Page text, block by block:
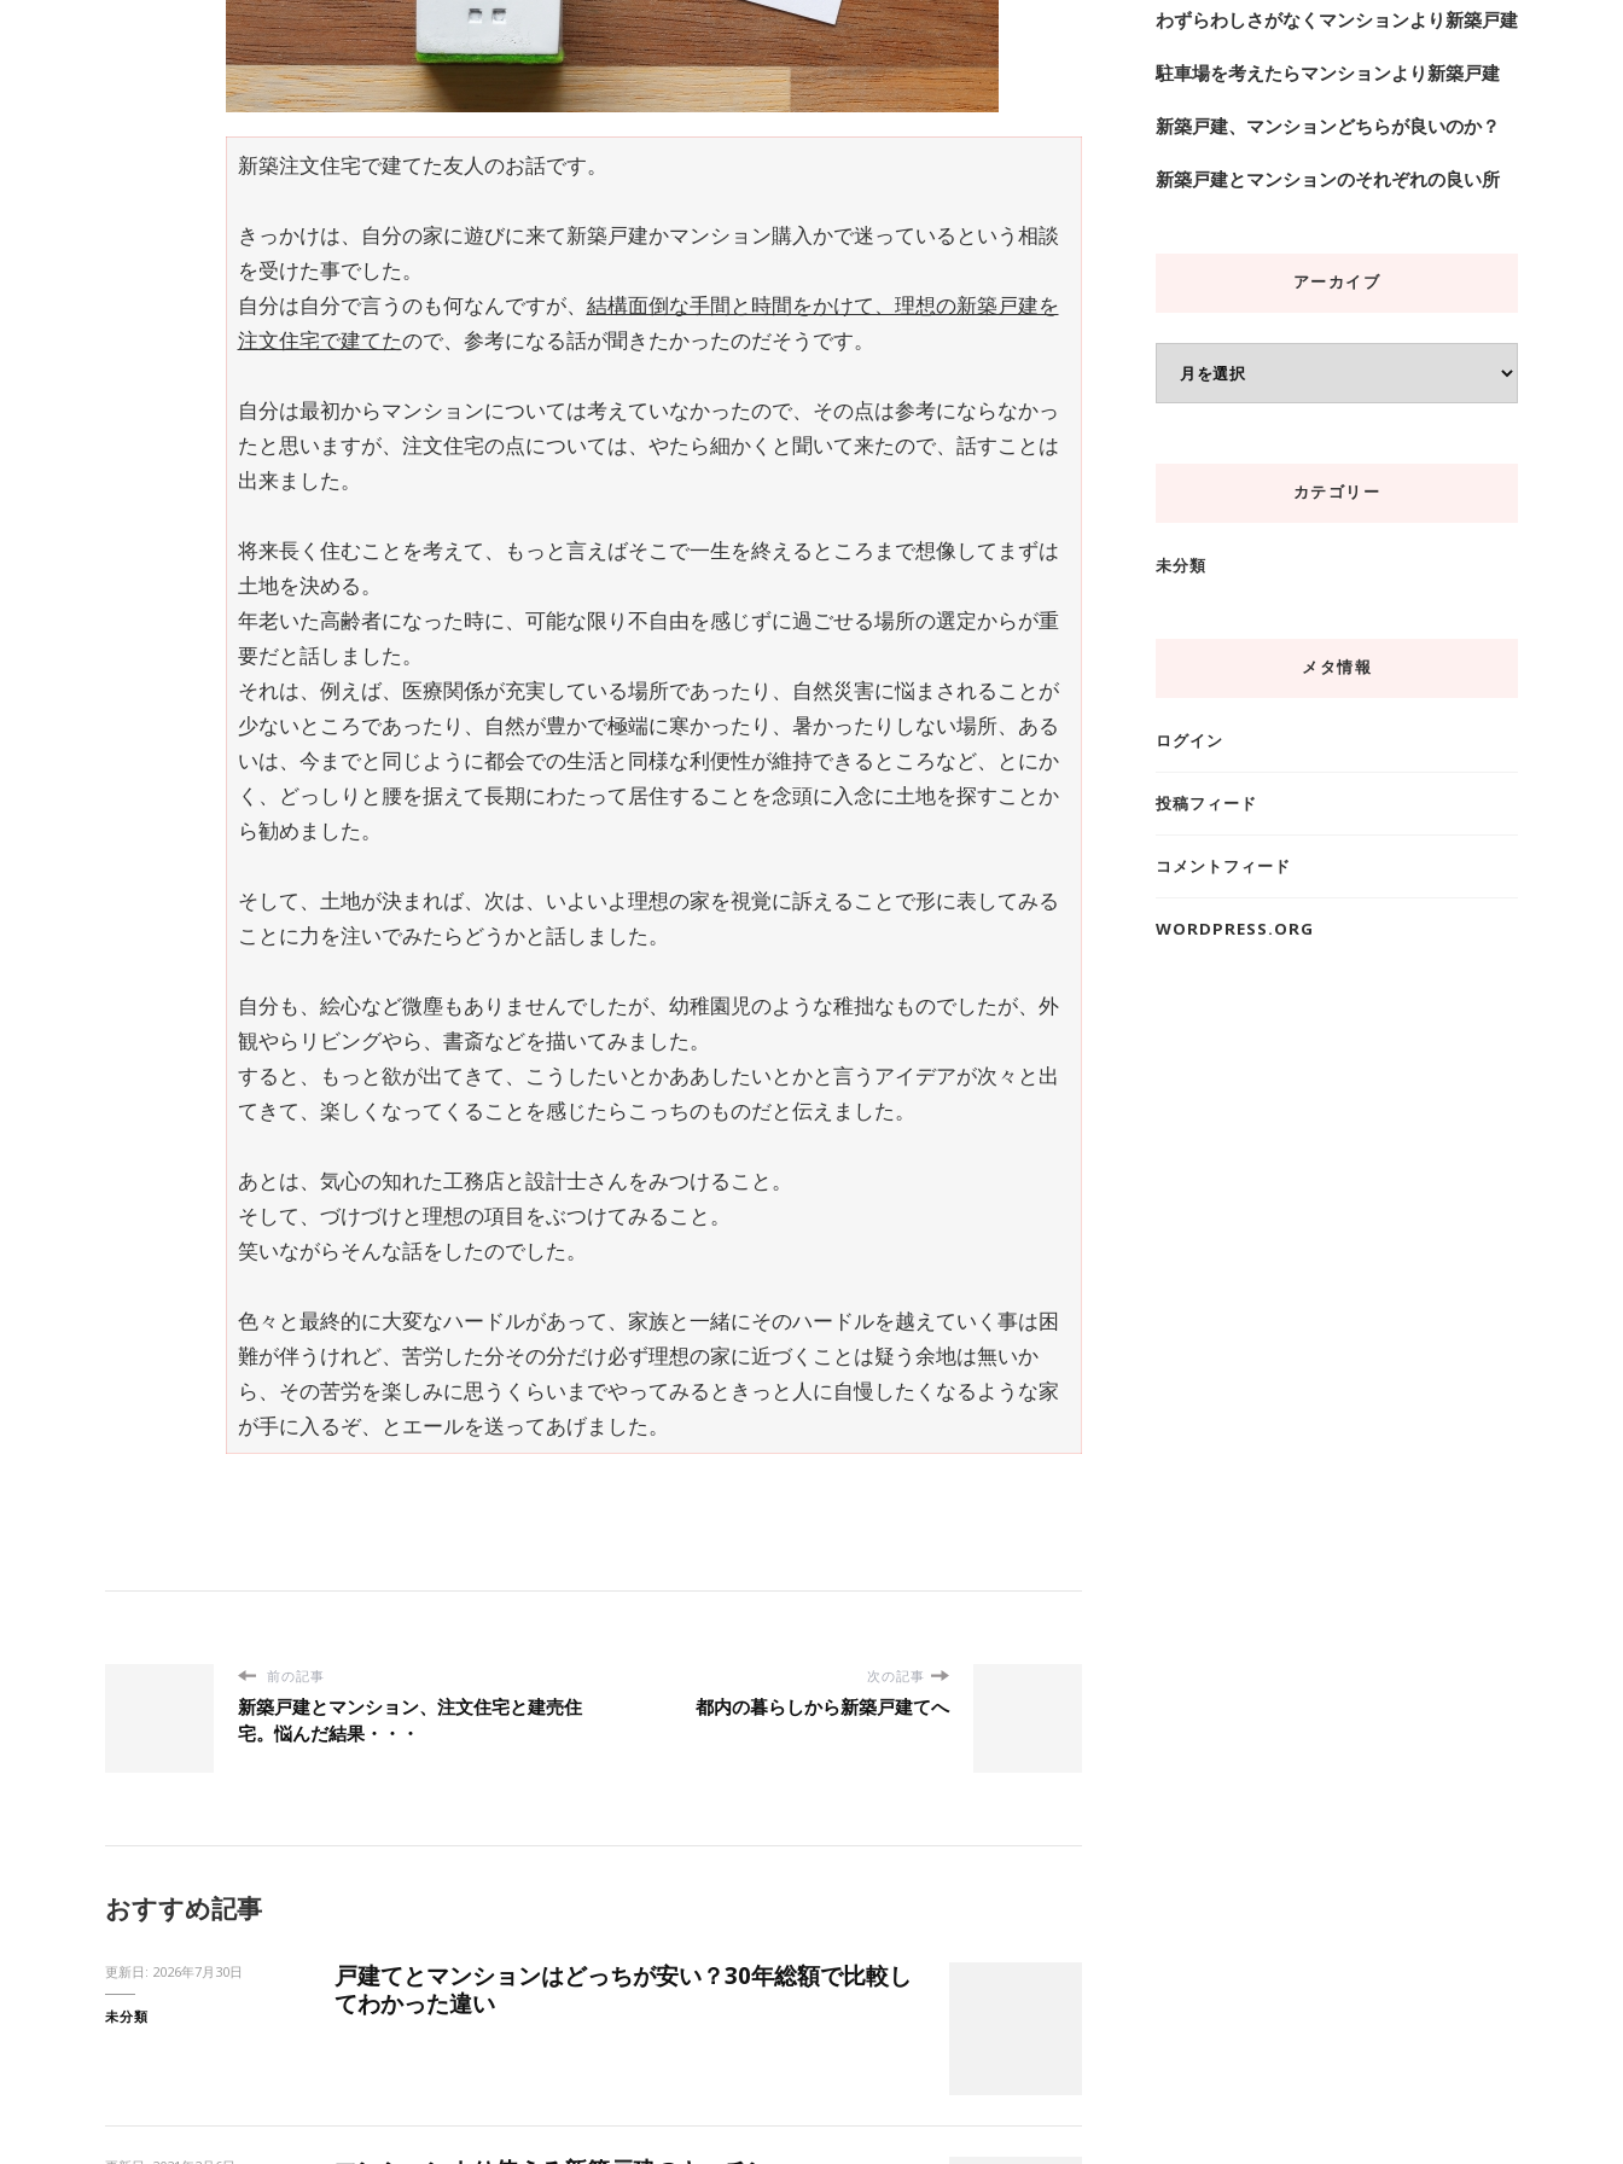
新築注文住宅で建てた友人のお話です。
きっかけは、自分の家に遊びに来て新築戸建かマンション購入かで迷っているという相談
を受けた事でした。
自分は自分で言うのも何なんですが、 結構面倒な手間と時間をかけて、理想の新築戸建を
注文住宅で建てたので、参考になる話が聞きたかったのだそうです。
自分は最初からマンションについては考えていなかったので、その点は参考にならなかっ
たと思いますが、注文住宅の点については、やたら細かくと聞いて来たので、話すことは
出来ました。
将来長く住むことを考えて、もっと言えばそこで一生を終えるところまで想像してまずは
土地を決める。
年老いた高齢者になった時に、可能な限り不自由を感じずに過ごせる場所の選定からが重
要だと話しました。
それは、例えば、医療関係が充実している場所であったり、自然災害に悩まされることが
少ないところであったり、自然が豊かで極端に寒かったり、暑かったりしない場所、ある
いは、今までと同じように都会での生活と同様な利便性が維持できるところなど、とにか
く、どっしりと腰を据えて長期にわたって居住することを念頭に入念に土地を探すことか
ら勧めました。
そして、土地が決まれば、次は、いよいよ理想の家を視覚に訴えることで形に表してみる
ことに力を注いでみたらどうかと話しました。
自分も、絵心など微塵もありませんでしたが、幼稚園児のような稚拙なものでしたが、外
観やらリビングやら、書斎などを描いてみました。
すると、もっと欲が出てきて、こうしたいとかああしたいとかと言うアイデアが次々と出
てきて、楽しくなってくることを感じたらこっちのものだと伝えました。
あとは、気心の知れた工務店と設計士さんをみつけること。
そして、づけづけと理想の項目をぶつけてみること。
笑いながらそんな話をしたのでした。
色々と最終的に大変なハードルがあって、家族と一緒にそのハードルを越えていく事は困
難が伴うけれど、苦労した分その分だけ必ず理想の家に近づくことは疑う余地は無いか
ら、その苦労を楽しみに思うくらいまでやってみるときっと人に自慢したくなるような家
が手に入るぞ、とエールを送ってあげました。
前の記事
新築戸建とマンション、注文住宅と建売住
宅。悩んだ結果・・・
次の記事
都内の暮らしから新築戸建てへ
おすすめ記事
更新日: 2026年7月30日
未分類
戸建てとマンションはどっちが安い？30年総額で比較し
てわかった違い
わずらわしさがなくマンションより新築戸建
駐車場を考えたらマンションより新築戸建
新築戸建、マンションどちらが良いのか？
新築戸建とマンションのそれぞれの良い所
アーカイブ
カテゴリー
未分類
メタ情報
ログイン
投稿フィード
コメントフィード
WORDPRESS.ORG